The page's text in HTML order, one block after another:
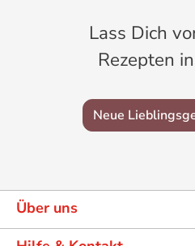
Lass Dich
Rezepten
Neue
Über uns